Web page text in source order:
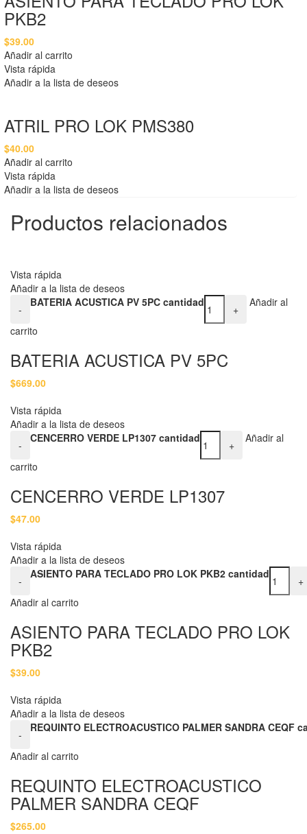
PKB2
$39.00
Añadir al carrito
Vista rápida
Añadir a la lista de deseos
ATRIL PRO LOK PMS380
$40.00
Añadir al carrito
Vista rápida
Añadir a la lista de deseos
Productos relacionados
Vista rápida
Añadir a la lista de deseos
-
BATERIA ACUSTICA PV 5PC cantidad
+
Añadir al
carrito
BATERIA ACUSTICA PV 5PC
$669.00
Vista rápida
Añadir a la lista de deseos
-
CENCERRO VERDE LP1307 cantidad
+
Añadir al
carrito
CENCERRO VERDE LP1307
$47.00
Vista rápida
Añadir a la lista de deseos
-
ASIENTO PARA TECLADO PRO LOK PKB2 cantidad
+
Añadir al carrito
ASIENTO PARA TECLADO PRO LOK
PKB2
$39.00
Vista rápida
Añadir a la lista de deseos
-
REQUINTO ELECTROACUSTICO PALMER SANDRA CEQF
Añadir al carrito
REQUINTO ELECTROACUSTICO
PALMER SANDRA CEQF
$265.00